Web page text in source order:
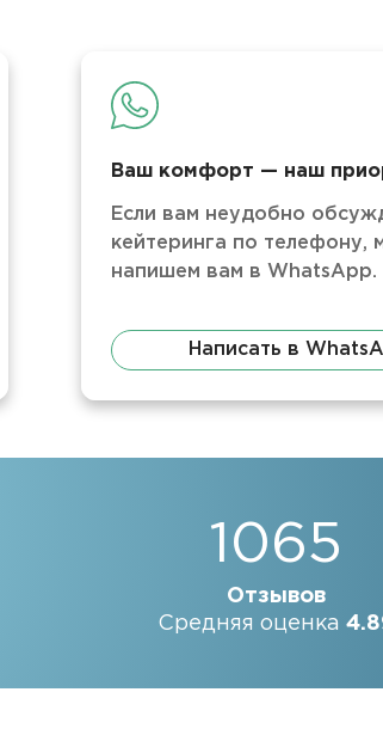
Ваш комфорт — наш
Если вам неудобно
кейтеринга по телефону,
напишем вам в WhatsApp.
Написать в
1065
Отзывов
Средняя оценка